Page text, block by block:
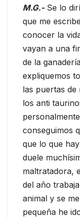
M.G.-Se lo
que me
conocer la
vayan a una
de la
expliquemos
las puertas de
los anti
conseguimos
que lo que
duele
maltratadora,
del año
animal y se
pequeña he